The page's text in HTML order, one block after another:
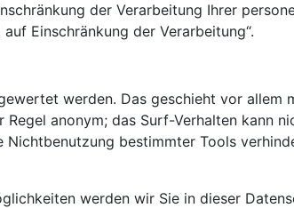
der Verarbeitung Ihrer
Einschränkung der Verarbeitung“.
werden. Das geschieht vor allem
anonym; das Surf-Verhalten kann
bestimmter Tools
werden wir Sie in dieser